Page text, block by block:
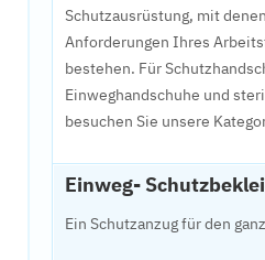
Schutzausrüstung, mit
Anforderungen Ihres
bestehen. Für
Einweghandschuhe und
besuchen Sie unsere
Einweg-
Ein Schutzanzug für den